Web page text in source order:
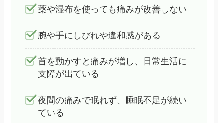
薬や湿布を使っても痛みが改善しない
腕や手にしびれや違和感がある
首を動かすと痛みが増し、日常生活に
支障が出ている
夜間の痛みで眠れず、睡眠不足が続い
ている